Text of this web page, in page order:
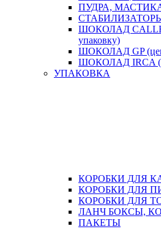
ПУДРА,
ШОКОЛАД
упаковку)
ШОКОЛАД GP
ШОКОЛАД IRCA
УПАКОВКА
КОРОБКИ ДЛЯ
КОРОБКИ ДЛЯ
КОРОБКИ ДЛЯ
ЛАНЧ БОКСЫ,
ПАКЕТЫ